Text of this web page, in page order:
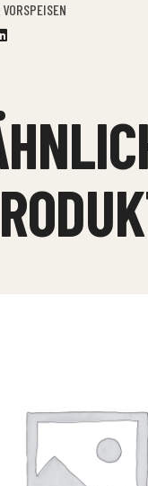
VORSPEISEN
Linkedin